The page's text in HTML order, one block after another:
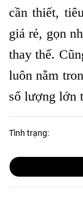
cần thiết,
giá rẻ, gọn
thay thế.
luôn nằm
số lượng lớn
Tình trạng: